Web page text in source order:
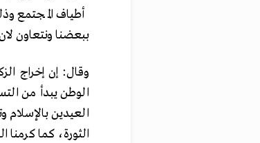
أطياف المجتمع
ببعضنا ونتعاون
وقال: إن إخراج
الوطن يبدأ من
العيدين
الثورة، كما